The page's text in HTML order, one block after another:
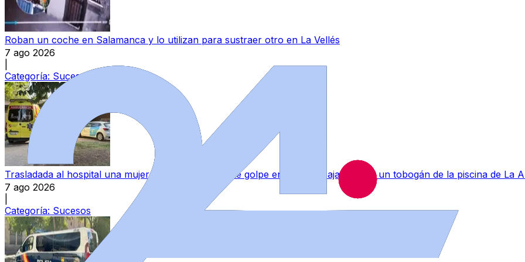
Roban un coche en Salamanca y lo utilizan para sustraer otro en La Vellés
7 ago 2026
Categoría: Sucesos
Trasladada al hospital una mujer tras darse un fuerte golpe en la nuca bajando por un tobogán de la piscina de La
7 ago 2026
Categoría: Sucesos